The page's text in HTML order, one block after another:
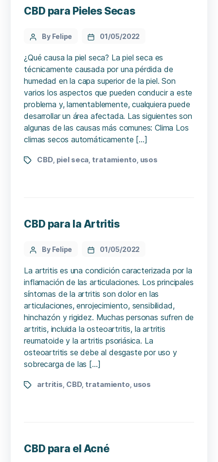
CBD para Pieles Secas
By Felipe 01/05/2022
¿Qué causa la piel seca? La piel seca es
técnicamente causada por una pérdida de
humedad en la capa superior de la piel. Son
varios los aspectos que pueden conducir a este
problema y, lamentablemente, cualquiera puede
desarrollar un área afectada. Las siguientes son
algunas de las causas más comunes: Clima Los
climas secos automáticamente […]
CBD, piel seca tratamiento usos
CBD para la Artritis
By Felipe 01/05/2022
La artritis es una condición caracterizada por la
inflamación de las articulaciones. Los principales
síntomas de la artritis son dolor en las
articulaciones, enrojecimiento, sensibilidad,
hinchazón y rigidez. Muchas personas sufren de
artritis, incluida la osteoartritis, la artritis
reumatoide y la artritis psoriásica. La
osteoartritis se debe al desgaste por uso y
sobrecarga de las […]
artritis CBD, tratamiento usos
CBD para el Acné